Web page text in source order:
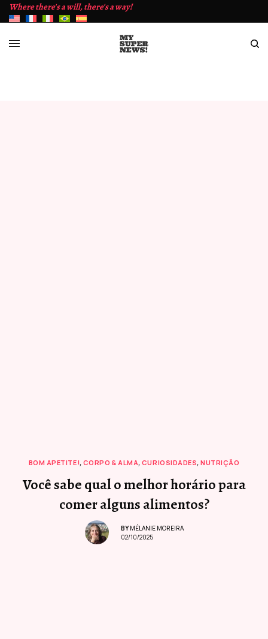
Where there's a will, there's a way!
BOM APETITE!, CORPO & ALMA, CURIOSIDADES, NUTRIÇÃO
Você sabe qual o melhor horário para
comer alguns alimentos?
BY MÉLANIE MOREIRA
02/10/2025